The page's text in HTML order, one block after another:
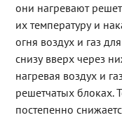
они нагревают
их температуру и
огня воздух и газ
снизу вверх через
нагревая воздух и
решетчатых блоках.
постепенно